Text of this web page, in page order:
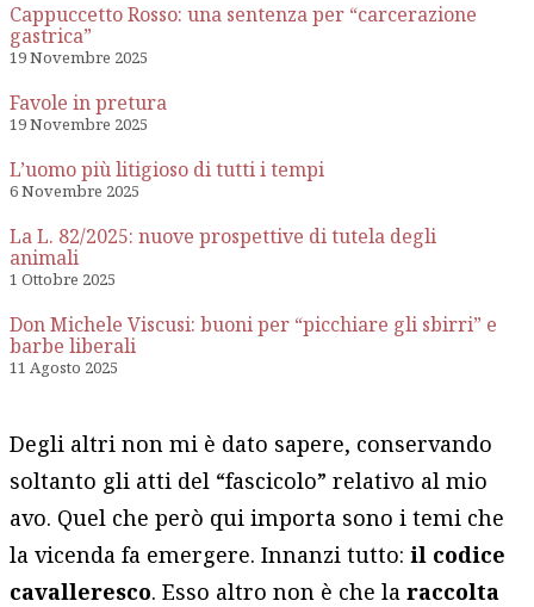
Cappuccetto Rosso: una sentenza per “carcerazione
gastrica”
19 Novembre 2025
Favole in pretura
19 Novembre 2025
L’uomo più litigioso di tutti i tempi
6 Novembre 2025
La L. 82/2025: nuove prospettive di tutela degli
animali
1 Ottobre 2025
Don Michele Viscusi: buoni per “picchiare gli sbirri” e
barbe liberali
11 Agosto 2025
Degli altri non mi è dato sapere, conservando
soltanto gli atti del “fascicolo” relativo al mio
avo. Quel che però qui importa sono i temi che
la vicenda fa emergere. Innanzi tutto: il codice
cavalleresco. Esso altro non è che laraccolta